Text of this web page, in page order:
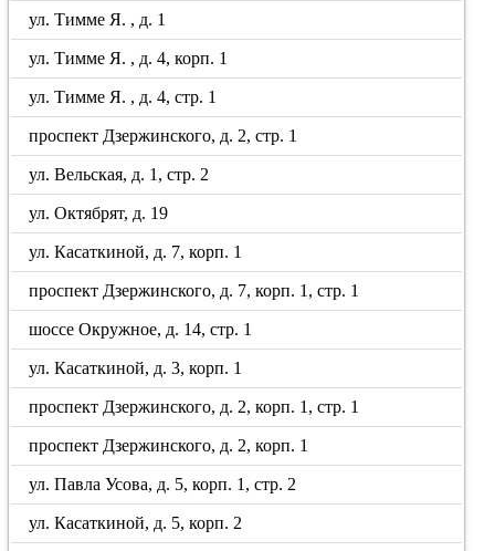
ул. Тимме Я. , д. 1
ул. Тимме Я. , д. 4, корп. 1
ул. Тимме Я. , д. 4, стр. 1
проспект Дзержинского, д. 2, стр. 1
ул. Вельская, д. 1, стр. 2
ул. Октябрят, д. 19
ул. Касаткиной, д. 7, корп. 1
проспект Дзержинского, д. 7, корп. 1, стр. 1
шоссе Окружное, д. 14, стр. 1
ул. Касаткиной, д. 3, корп. 1
проспект Дзержинского, д. 2, корп. 1, стр. 1
проспект Дзержинского, д. 2, корп. 1
ул. Павла Усова, д. 5, корп. 1, стр. 2
ул. Касаткиной, д. 5, корп. 2